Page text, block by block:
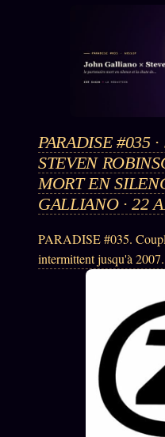
PRATIQUE + LÉGAL
Récents
À la une
Recherche ⌕
Tous les tags
Soumettre un tip
Nous écrire
Corrections ·
Mentions légales
PARADISE #035
STEVEN
MORT EN
GALLIANO · 22
PARADISE #035.
intermittent jusqu'à
Galliano Dior 1996 à
avril 2007 (38 ans)
Perle 24 février 2011
1er mars 2011. Margiela